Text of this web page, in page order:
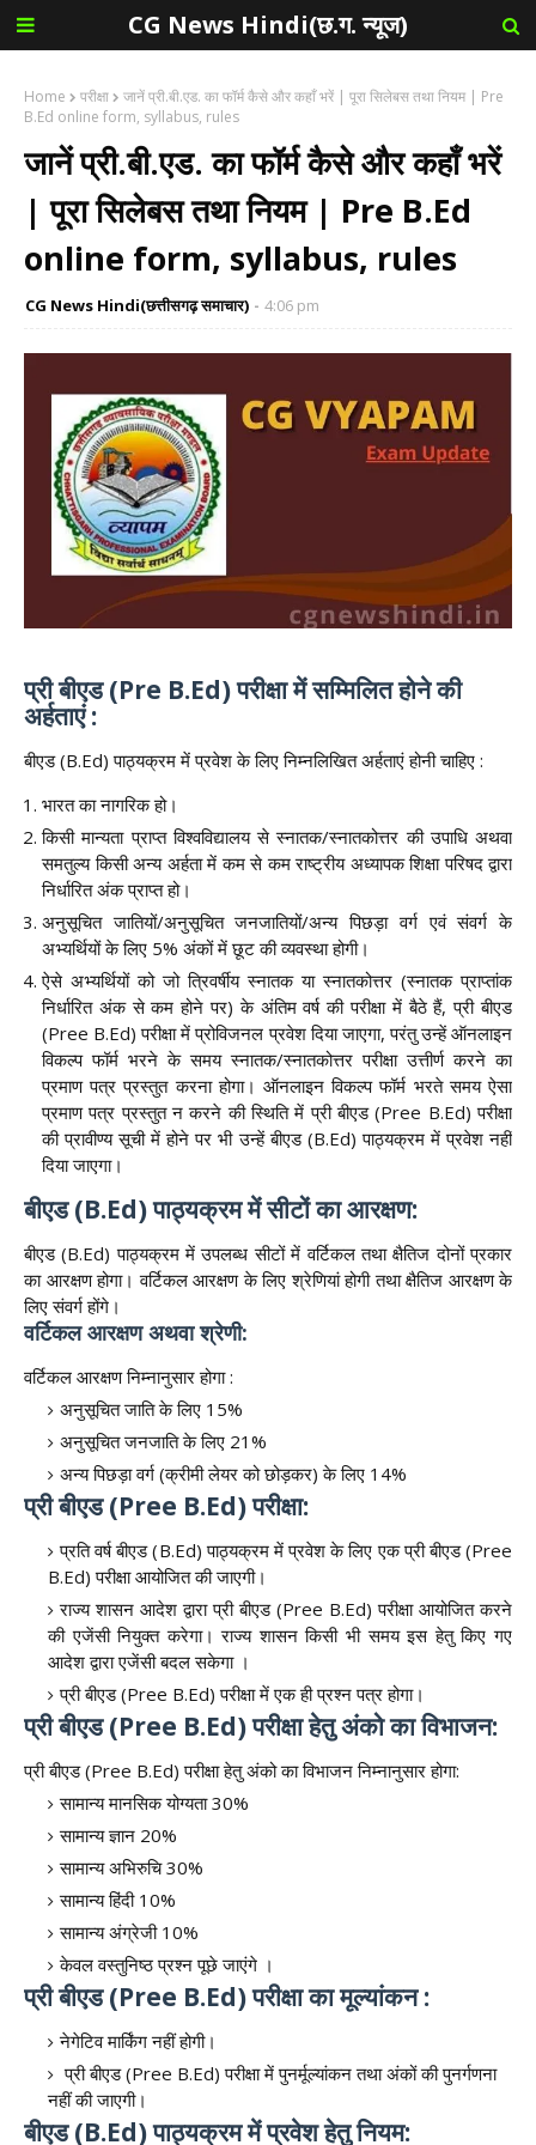
CG News Hindi(छ.ग. न्यूज)
Home परीक्षा
जानें प्री.बी.एड. का फॉर्म कैसे और कहाँ भरें | पूरा सिलेबस तथा नियम | Pre
B.Ed online form, syllabus, rules
जानें प्री.बी.एड. का फॉर्म कैसे और कहाँ भरें
| पूरा सिलेबस तथा नियम | Pre B.Ed
online form, syllabus, rules
CG News Hindi(छत्तीसगढ़ समाचार) 4:06 pm
प्री बीएड (Pre B.Ed) परीक्षा में सम्मिलित होने की
अर्हताएं :
बीएड (B.Ed) पाठ्यक्रम में प्रवेश के लिए निम्नलिखित अर्हताएं होनी चाहिए :
भारत का नागरिक हो।
किसी मान्यता प्राप्त विश्वविद्यालय से स्नातक/स्नातकोत्तर की उपाधि अथवा
समतुल्य किसी अन्य अर्हता में कम से कम राष्ट्रीय अध्यापक शिक्षा परिषद द्वारा
निर्धारित अंक प्राप्त हो।
अनुसूचित जातियों/अनुसूचित जनजातियों/अन्य पिछड़ा वर्ग एवं संवर्ग के
अभ्यर्थियों के लिए 5% अंकों में छूट की व्यवस्था होगी।
ऐसे अभ्यर्थियों को जो त्रिवर्षीय स्नातक या स्नातकोत्तर (स्नातक प्राप्तांक
निर्धारित अंक से कम होने पर) के अंतिम वर्ष की परीक्षा में बैठे हैं, प्री बीएड
(Pree B.Ed) परीक्षा में प्रोविजनल प्रवेश दिया जाएगा, परंतु उन्हें ऑनलाइन
विकल्प फॉर्म भरने के समय स्नातक/स्नातकोत्तर परीक्षा उत्तीर्ण करने का
प्रमाण पत्र प्रस्तुत करना होगा। ऑनलाइन विकल्प फॉर्म भरते समय ऐसा
प्रमाण पत्र प्रस्तुत न करने की स्थिति में प्री बीएड (Pree B.Ed) परीक्षा
की प्रावीण्य सूची में होने पर भी उन्हें बीएड (B.Ed) पाठ्यक्रम में प्रवेश नहीं
दिया जाएगा।
बीएड (B.Ed) पाठ्यक्रम में सीटों का आरक्षण:
बीएड (B.Ed) पाठ्यक्रम में उपलब्ध सीटों में वर्टिकल तथा क्षैतिज दोनों प्रकार
का आरक्षण होगा। वर्टिकल आरक्षण के लिए श्रेणियां होगी तथा क्षैतिज आरक्षण के
लिए संवर्ग होंगे।
वर्टिकल आरक्षण अथवा श्रेणी:
वर्टिकल आरक्षण निम्नानुसार होगा :
अनुसूचित जाति के लिए 15%
अनुसूचित जनजाति के लिए 21%
अन्य पिछड़ा वर्ग (क्रीमी लेयर को छोड़कर) के लिए 14%
प्री बीएड (Pree B.Ed) परीक्षा:
प्रति वर्ष बीएड (B.Ed) पाठ्यक्रम में प्रवेश के लिए एक प्री बीएड (Pree
B.Ed) परीक्षा आयोजित की जाएगी।
राज्य शासन आदेश द्वारा प्री बीएड (Pree B.Ed) परीक्षा आयोजित करने
की एजेंसी नियुक्त करेगा। राज्य शासन किसी भी समय इस हेतु किए गए
आदेश द्वारा एजेंसी बदल सकेगा ।
प्री बीएड (Pree B.Ed) परीक्षा में एक ही प्रश्न पत्र होगा।
प्री बीएड (Pree B.Ed) परीक्षा हेतु अंको का विभाजन:
प्री बीएड (Pree B.Ed) परीक्षा हेतु अंको का विभाजन निम्नानुसार होगा:
सामान्य मानसिक योग्यता 30%
सामान्य ज्ञान 20%
सामान्य अभिरुचि 30%
सामान्य हिंदी 10%
सामान्य अंग्रेजी 10%
केवल वस्तुनिष्ठ प्रश्न पूछे जाएंगे ।
प्री बीएड (Pree B.Ed) परीक्षा का मूल्यांकन :
नेगेटिव मार्किंग नहीं होगी।
प्री बीएड (Pree B.Ed) परीक्षा में पुनर्मूल्यांकन तथा अंकों की पुनर्गणना
नहीं की जाएगी।
बीएड (B.Ed) पाठ्यक्रम में प्रवेश हेतु नियम: